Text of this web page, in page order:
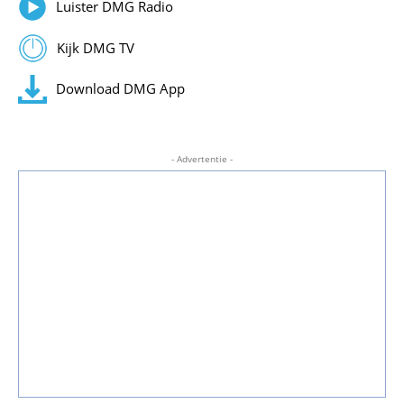
Luister DMG Radio
Kijk DMG TV
Download DMG App
- Advertentie -